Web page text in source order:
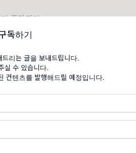
독하기
리는 글을 보내드립니다.
실 수 있습니다.
컨텐츠를 발행해드릴 예정입니다.
중단되다
농도 측정기에 대한